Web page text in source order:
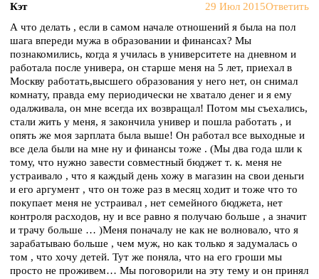
Кэт 29 Июл 2015Ответить
А что делать , если в самом начале отношений я была на пол
шага впереди мужа в образовании и финансах? Мы
познакомились, когда я училась в университете на дневном и
работала после универа, он старше меня на 5 лет, приехал в
Москву работать,высшего образования у него нет, он снимал
комнату, правда ему периодически не хватало денег и я ему
одалживала, он мне всегда их возвращал! Потом мы съехались,
стали жить у меня, я закончила универ и пошла работать , и
опять же моя зарплата была выше! Он работал все выходные и
все дела были на мне ну и финансы тоже . (Мы два года шли к
тому, что нужно завести совместный бюджет т. к. меня не
устраивало , что я каждый день хожу в магазин на свои деньги
и его аргумент , что он тоже раз в месяц ходит и тоже что то
покупает меня не устраивал , нет семейного бюджета, нет
контроля расходов, ну и все равно я получаю больше , а значит
и трачу больше … )Меня поначалу не как не волновало, что я
зарабатываю больше , чем муж, но как только я задумалась о
том , что хочу детей. Тут же поняла, что на его гроши мы
просто не проживем… Мы поговорили на эту тему и он принял